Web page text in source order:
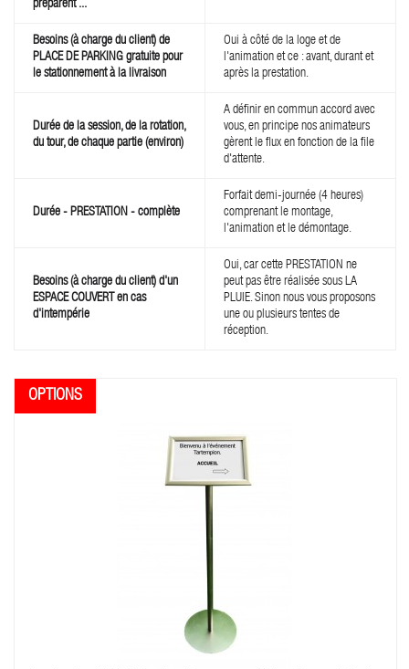
préparent ...
Besoins (à charge du client) de
PLACE DE PARKING gratuite pour
le stationnement à la livraison
Oui à côté de la loge et de
l'animation et ce : avant, durant et
après la prestation.
Durée de la session, de la rotation,
du tour, de chaque partie (environ)
A définir en commun accord avec
vous, en principe nos animateurs
gèrent le flux en fonction de la file
d'attente.
Durée - PRESTATION - complète
Forfait demi-journée (4 heures)
comprenant le montage,
l'animation et le démontage.
Besoins (à charge du client) d'un
ESPACE COUVERT en cas
d'intempérie
Oui, car cette PRESTATION ne
peut pas être réalisée sous LA
PLUIE. Sinon nous vous proposons
une ou plusieurs tentes de
réception.